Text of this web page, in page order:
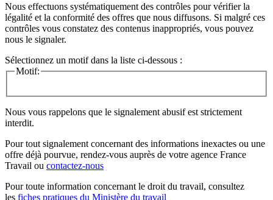
Nous effectuons systématiquement des contrôles pour vérifier la
légalité et la conformité des offres que nous diffusons. Si malgré ces
contrôles vous constatez des contenus inappropriés, vous pouvez
nous le signaler.
Sélectionnez un motif dans la liste ci-dessous :
Motif:
Nous vous rappelons que le signalement abusif est strictement
interdit.
Pour tout signalement concernant des informations inexactes ou une
offre déjà pourvue, rendez-vous auprès de votre agence France
Travail ou contactez-nous
Pour toute information concernant le droit du travail, consultez
les fiches pratiques du Ministère du travail